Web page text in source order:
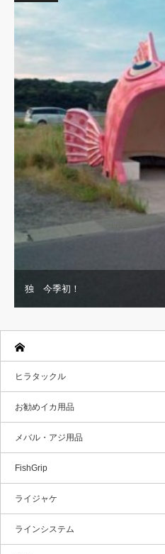
独 今季初！
ヒラタックル
お勧めイカ用品
メバル・アジ用品
FishGrip
ライジャケ
ラインシステム